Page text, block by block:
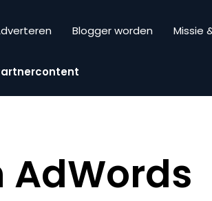
Blogger worden Missie